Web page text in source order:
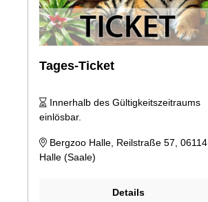
Tages-Ticket
Innerhalb des Gültigkeitszeitraums
einlösbar.
Bergzoo Halle, Reilstraße 57, 06114
Halle (Saale)
Details